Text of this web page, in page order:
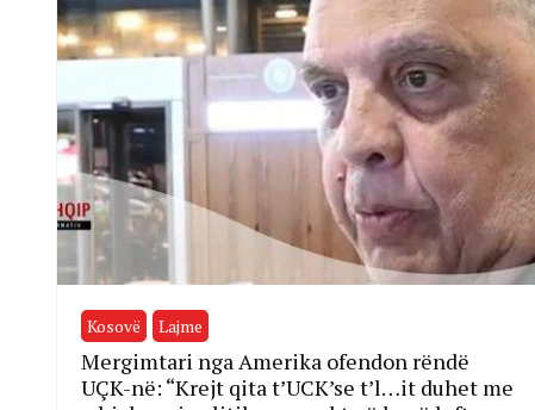
Kosovë Lajme
Mergimtari nga Amerika ofendon rëndë
UÇK-në: “Krejt qita t’UCK’se t’l…it duhet me